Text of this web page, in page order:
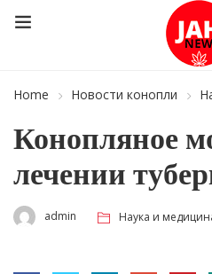
Home Новости конопли
Конопляное
лечении
admin Наука и